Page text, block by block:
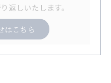
返しいたします。
はこちら